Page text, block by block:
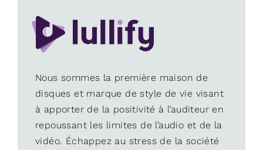
Nous sommes la première maison de
disques et marque de style de vie visant
à apporter de la positivité à l’auditeur en
repoussant les limites de l’audio et de la
vidéo. Échappez au stress de la société